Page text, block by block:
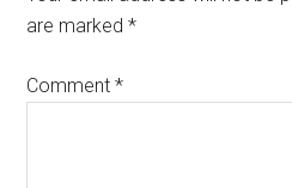
are marked*
Comment*